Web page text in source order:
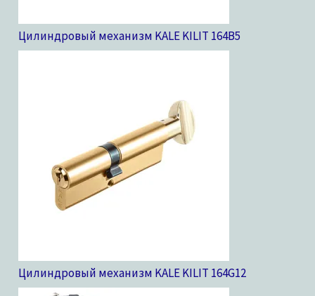
Цилиндровый механизм KALE KILIT 164B5
Цилиндровый механизм KALE KILIT 164G12